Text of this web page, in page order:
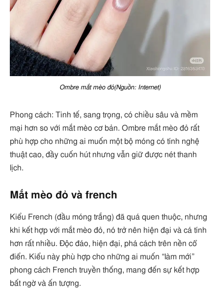
Ombre mắt mèo đỏ(Nguồn: Internet)
Phong cách: Tinh tế, sang trọng, có chiều sâu và mềm
mại hơn so với mắt mèo cơ bản. Ombre mắt mèo đỏ rất
phù hợp cho những ai muốn một bộ móng có tính nghệ
thuật cao, đầy cuốn hút nhưng vẫn giữ được nét thanh
lịch.
Mắt mèo đỏ và french
Kiểu French (đầu móng trắng) đã quá quen thuộc, nhưng
khi kết hợp với mắt mèo đỏ, nó trở nên hiện đại và cá tính
hơn rất nhiều. Độc đáo, hiện đại, phá cách trên nền cổ
điển. Kiểu này phù hợp cho những ai muốn “làm mới”
phong cách French truyền thống, mang đến sự kết hợp
bất ngờ và ấn tượng.